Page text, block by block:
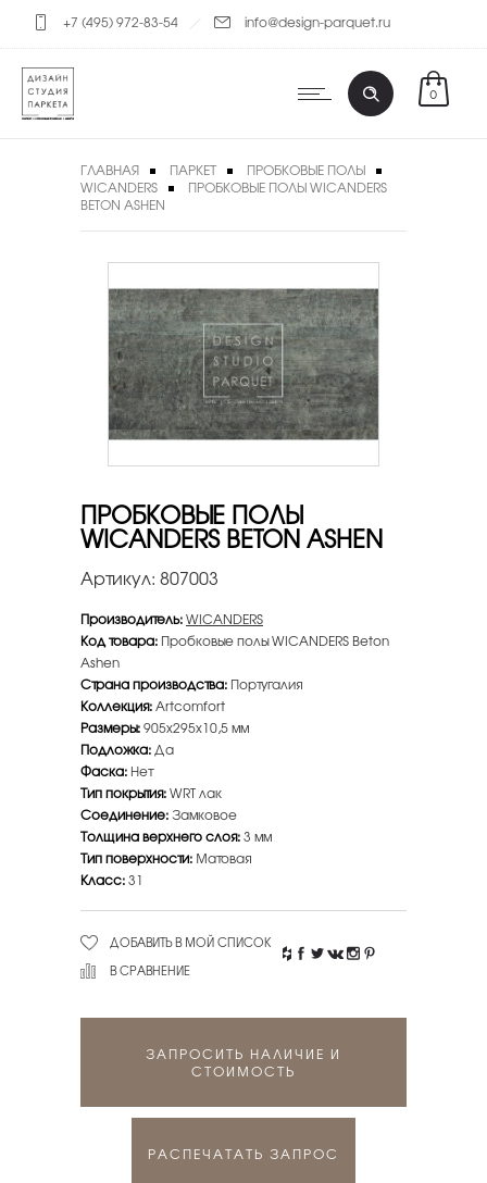
+7 (495) 972-83-54 info@design-parquet.ru
0
ГЛАВНАЯ ПАРКЕТ
ПРОБКОВЫЕ ПОЛЫ
WICANDERS
ПРОБКОВЫЕ ПОЛЫ WICANDERS
BETON ASHEN
ПРОБКОВЫЕ ПОЛЫ
WICANDERS BETON ASHEN
Артикул: 807003
Производитель:WICANDERS
Код товара: Пробковые полы WICANDERS Beton
Ashen
Страна производства: Португалия
Коллекция:Artcomfort
Размеры:905х295х10,5 мм
Подложка:Да
Фаска: Нет
Тип покрытия:WRT лак
Соединение:Замковое
Толщина верхнего слоя:3 мм
Тип поверхности: Матовая
Класс:31
ДОБАВИТЬ В МОЙ СПИСОК
В СРАВНЕНИЕ
ЗАПРОСИТЬ НАЛИЧИЕ И
СТОИМОСТЬ
РАСПЕЧАТАТЬ ЗАПРОС